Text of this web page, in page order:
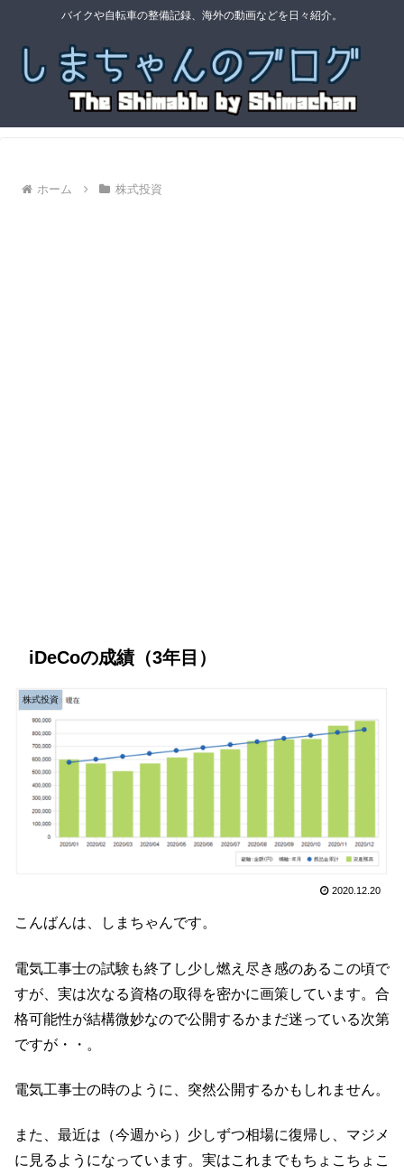
バイクや自転車の整備記録、海外の動画などを日々紹介。
ホーム 株式投資
iDeCoの成績（3年目）
株式投資
2020.12.20
こんばんは、しまちゃんです。
電気工事士の試験も終了し少し燃え尽き感のあるこの頃で
すが、実は次なる資格の取得を密かに画策しています。合
格可能性が結構微妙なので公開するかまだ迷っている次第
ですが・・。
電気工事士の時のように、突然公開するかもしれません。
また、最近は（今週から）少しずつ相場に復帰し、マジメ
に見るようになっています。実はこれまでもちょこちょこ